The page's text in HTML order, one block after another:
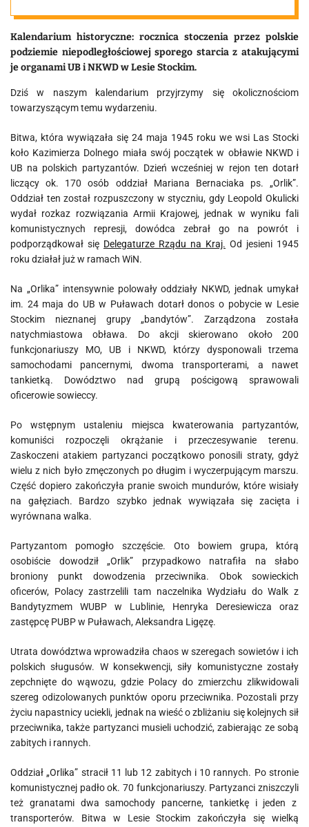
Stockim
Kalendarium historyczne: rocznica stoczenia przez polskie
podziemie niepodległościowej sporego starcia z atakującymi
je organami UB i NKWD w Lesie Stockim.
Dziś w naszym kalendarium przyjrzymy się okolicznościom
towarzyszącym temu wydarzeniu.
Bitwa, która wywiązała się 24 maja 1945 roku we wsi Las Stocki
koło Kazimierza Dolnego miała swój początek w obławie NKWD i
UB na polskich partyzantów. Dzień wcześniej w rejon ten dotarł
liczący ok. 170 osób oddział Mariana Bernaciaka ps. „Orlik”.
Oddział ten został rozpuszczony w styczniu, gdy Leopold Okulicki
wydał rozkaz rozwiązania Armii Krajowej, jednak w wyniku fali
komunistycznych represji, dowódca zebrał go na powrót i
podporządkował się Delegaturze Rządu na Kraj. Od jesieni 1945
roku działał już w ramach WiN.
Na „Orlika” intensywnie polowały oddziały NKWD, jednak umykał
im. 24 maja do UB w Puławach dotarł donos o pobycie w Lesie
Stockim nieznanej grupy „bandytów”. Zarządzona została
natychmiastowa obława. Do akcji skierowano około 200
funkcjonariuszy MO, UB i NKWD, którzy dysponowali trzema
samochodami pancernymi, dwoma transporterami, a nawet
tankietką. Dowództwo nad grupą pościgową sprawowali
oficerowie sowieccy.
Po wstępnym ustaleniu miejsca kwaterowania partyzantów,
komuniści rozpoczęli okrążanie i przeczesywanie terenu.
Zaskoczeni atakiem partyzanci początkowo ponosili straty, gdyż
wielu z nich było zmęczonych po długim i wyczerpującym marszu.
Część dopiero zakończyła pranie swoich mundurów, które wisiały
na gałęziach. Bardzo szybko jednak wywiązała się zacięta i
wyrównana walka.
Partyzantom pomogło szczęście. Oto bowiem grupa, którą
osobiście dowodził „Orlik” przypadkowo natrafiła na słabo
broniony punkt dowodzenia przeciwnika. Obok sowieckich
oficerów, Polacy zastrzelili tam naczelnika Wydziału do Walk z
Bandytyzmem WUBP w Lublinie, Henryka Deresiewicza oraz
zastępcę PUBP w Puławach, Aleksandra Ligęzę.
Utrata dowództwa wprowadziła chaos w szeregach sowietów i ich
polskich sługusów. W konsekwencji, siły komunistyczne zostały
zepchnięte do wąwozu, gdzie Polacy do zmierzchu zlikwidowali
szereg odizolowanych punktów oporu przeciwnika. Pozostali przy
życiu napastnicy uciekli, jednak na wieść o zbliżaniu się kolejnych sił
przeciwnika, także partyzanci musieli uchodzić, zabierając ze sobą
zabitych i rannych.
Oddział „Orlika” stracił 11 lub 12 zabitych i 10 rannych. Po stronie
komunistycznej padło ok. 70 funkcjonariuszy. Partyzanci zniszczyli
też granatami dwa samochody pancerne, tankietkę i jeden z
transporterów. Bitwa w Lesie Stockim zakończyła się wielką